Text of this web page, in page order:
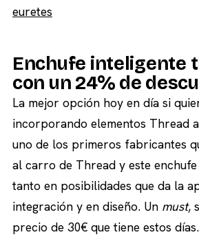
euretes
Enchufe inteligente
con un 24% de
La mejor opción hoy en día si
incorporando elementos Thread
uno de los primeros fabricantes
al carro de Thread y este
tanto en posibilidades que da la
integración y en diseño. Un must,
precio de 30€ que tiene estos días.